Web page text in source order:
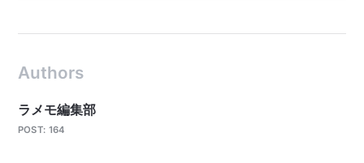
Authors
ラメモ編集部
POST: 164